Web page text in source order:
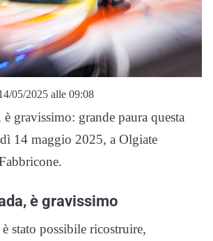
05/2025 alle 09:08
gravissimo: grande paura questa
14 maggio 2025, a Olgiate
è gravissimo
stato possibile ricostruire,